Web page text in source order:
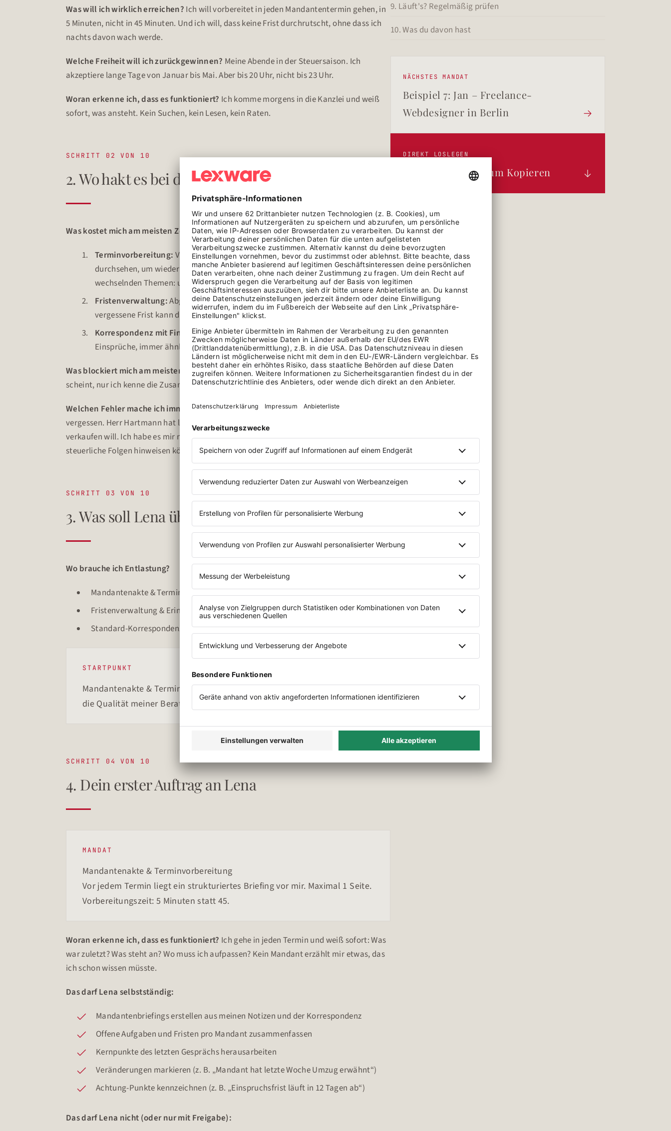
Was will ich wirklich erreichen? Ich will vorbereitet in jeden Mandantentermin gehen, in
5 Minuten, nicht in 45 Minuten. Und ich will, dass keine Frist durchrutscht, ohne dass ich
nachts davon wach werde.
Welche Freiheit will ich zurückgewinnen? Meine Abende in der Steuersaison. Ich
akzeptiere lange Tage von Januar bis Mai. Aber bis 20 Uhr, nicht bis 23 Uhr.
Woran erkenne ich, dass es funktioniert? Ich komme morgens in die Kanzlei und weiß
sofort, was ansteht. Kein Suchen, kein Lesen, kein Raten.
SCHRITT 02 VON 10
2. Wo hakt es bei dir?
Was kostet mich am meisten Zeit und Energie?
Terminvorbereitung: Vor jedem Mandantentermin 30–45 Minuten Akten
durchsehen, um wieder auf Stand zu kommen. Bei 180 Mandaten und
wechselnden Themen: unmöglich, alles im Kopf zu haben.
Fristenverwaltung:Abgabefristen, Einspruchsfristen, Verlängerungsfristen. Eine
vergessene Frist kann die Kanzlei ruinieren. Die Angst davor raubt mir Schlaf.
Korrespondenz mit Finanzämtern:Standardanfragen, Fristverlängerungen,
Einsprüche, immer ähnlich, aber jedes Mal von Grund auf geschrieben.
Was blockiert mich am meisten?
Die Terminvorbereitung. Weil sie nicht delegierbar
scheint, nur ich kenne die Zusammenhänge bei komplexen Mandaten.
Welchen Fehler mache ich immer wieder?Wichtige Nebenbemerkungen von Mandanten
vergessen. Herr Hartmann hat letztes Mal erwähnt, dass er die Immobilie vielleicht
verkaufen will. Ich habe es mir nicht notiert. Hätte ich es gewusst, hätte ich ihn auf
steuerliche Folgen hinweisen können.
SCHRITT 03 VON 10
3. Was soll Lena übernehmen?
Wo brauche ich Entlastung?
Mandantenakte & Terminvorbereitung
Fristenverwaltung & Erinnerungen
Standard-Korrespondenz mit Finanzämtern
STARTPUNKT
Mandantenakte & Terminvorbereitung. Weil es mich jeden Tag betrifft und
die Qualität meiner Beratung verbessert.
SCHRITT 04 VON 10
4. Dein erster Auftrag an Lena
MANDAT
Mandantenakte & Terminvorbereitung
Vor jedem Termin liegt ein strukturiertes Briefing vor mir. Maximal 1 Seite.
Vorbereitungszeit: 5 Minuten statt 45.
Woran erkenne ich, dass es funktioniert? Ich gehe in jeden Termin und weiß sofort: Was
war zuletzt? Was steht an? Wo muss ich aufpassen? Kein Mandant erzählt mir etwas, das
ich schon wissen müsste.
Das darf Lena selbstständig:
Mandantenbriefings erstellen aus meinen Notizen und der Korrespondenz
Offene Aufgaben und Fristen pro Mandant zusammenfassen
Kernpunkte des letzten Gesprächs herausarbeiten
Veränderungen markieren (z. B. „Mandant hat letzte Woche Umzug erwähnt“)
Achtung-Punkte kennzeichnen (z. B. „Einspruchsfrist läuft in 12 Tagen ab“)
Das darf Lena nicht (oder nur mit Freigabe):
9. Läuft's? Regelmäßig prüfen
10. Was du davon hast
NÄCHSTES MANDAT
Beispiel 7: Jan – Freelance-
Webdesigner in Berlin

DIREKT LOSLEGEN
Fertiges Mandat zum Kopieren 